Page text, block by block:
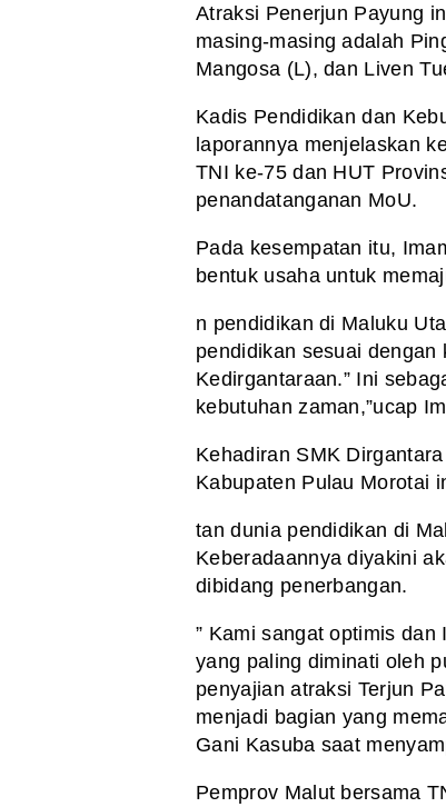
Atraksi Penerjun Payung
masing-masing adalah
Mangosa (L), dan Liven
Kadis Pendidikan dan
laporannya menjelaskan
TNI ke-75 dan HUT
penandatanganan MoU.
Pada kesempatan itu,
bentuk usaha untuk
n pendidikan di Maluku
pendidikan sesuai
Kedirgantaraan.” Ini
kebutuhan zaman,”ucap
Kehadiran SMK
Kabupaten Pulau Morotai
tan dunia pendidikan di
Keberadaannya diyakini
dibidang penerbangan.
” Kami sangat optimis
yang paling diminati oleh
penyajian atraksi Terjun
menjadi bagian yang
Gani Kasuba saat
Pemprov Malut bersama